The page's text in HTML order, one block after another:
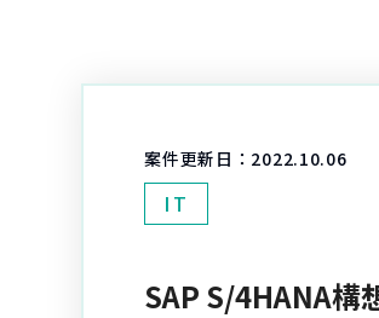
案件更新日： 2022.10.06
IT
SAP S/4HANA構